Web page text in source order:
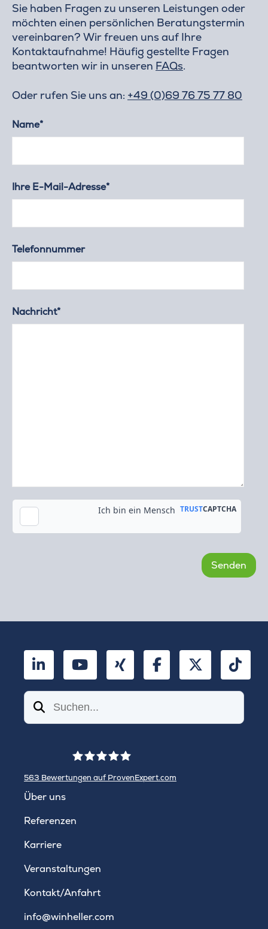
Sie haben Fragen zu unseren Leistungen oder
möchten einen persönlichen Beratungstermin
vereinbaren? Wir freuen uns auf Ihre
Kontaktaufnahme! Häufig gestellte Fragen
beantworten wir in unseren FAQs.
Oder rufen Sie uns an: +49 (0)69 76 75 77 80
Name*
Ihre E-Mail-Adresse*
Telefonnummer
Nachricht*
Kopie an meine E-Mail-Adresse senden
LinkedInYouTubeXing FacebookTwitter
Suchen
563 Bewertungen auf ProvenExpert.com
Über uns
Referenzen
Karriere
Veranstaltungen
Kontakt/Anfahrt
info@winheller.com